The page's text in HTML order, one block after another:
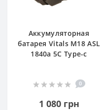
Аккумуляторная
батарея Vitals M18 ASL
1840a 5С Type-c
0
1 080 грн